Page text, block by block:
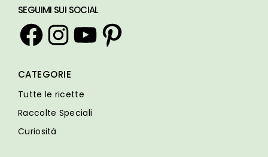
SEGUIMI SUI SOCIAL
Facebook
Instagram
YouTube
Pinterest
CATEGORIE
Tutte le ricette
Raccolte Speciali
Curiosità